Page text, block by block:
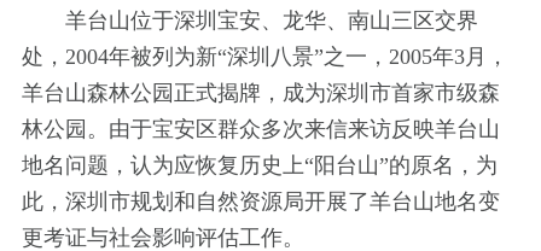
羊台山位于深圳宝安、龙华、南山三区交界
处，2004年被列为新“深圳八景”之一，2005年3月，
羊台山森林公园正式揭牌，成为深圳市首家市级森
林公园。由于宝安区群众多次来信来访反映羊台山
地名问题，认为应恢复历史上“阳台山”的原名，为
此，深圳市规划和自然资源局开展了羊台山地名变
更考证与社会影响评估工作。